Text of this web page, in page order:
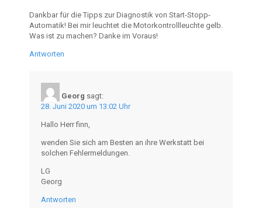
Dankbar für die Tipps zur Diagnostik von Start-Stopp-
Automatik! Bei mir leuchtet die Motorkontrollleuchte gelb.
Was ist zu machen? Danke im Voraus!
Antworten
Georg sagt:
28. Juni 2020 um 13:02 Uhr
Hallo Herr finn,
wenden Sie sich am Besten an ihre Werkstatt bei
solchen Fehlermeldungen.
LG
Georg
Antworten